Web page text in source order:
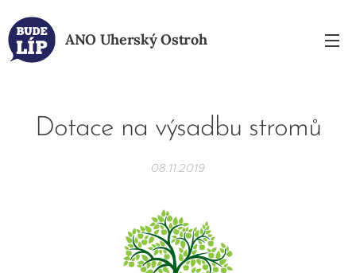
ANO Uherský Ostroh
Dotace na výsadbu stromů
08.11.2019